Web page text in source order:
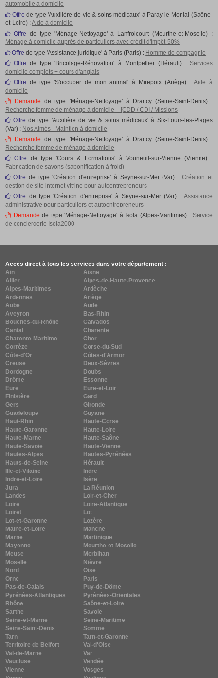
automobile a domicile
Offre de type 'Auxilière de vie & soins médicaux' à Paray-le-Monial (Saône-
et-Loire) :Aide à domicile
Offre de type 'Ménage-Nettoyage' à Lanfroicourt (Meurthe-et-Moselle) :
Ménage à domicile auprès de particuliers avec crédit d'impôt-50%
Offre de type 'Assistance juridique' à Paris (Paris) : Homme de compagnie
Offre de type 'Bricolage-Rénovation' à Montpellier (Hérault) : Services
domicile complets + cours d'anglais
Offre de type 'S'occuper de mon animal' à Mirepoix (Ariège) :Aide à
domicile
Demande de type 'Ménage-Nettoyage' à Drancy (Seine-Saint-Denis) :
Recherche femme de ménage à domicile – [CDD / CDI / Missions
Offre de type 'Auxilière de vie & soins médicaux' à Six-Fours-les-Plages
(Var) : Nos Aimés - Maintien à domicile
Demande de type 'Ménage-Nettoyage' à Drancy (Seine-Saint-Denis) :
Recherche femme de ménage à domicile
Offre de type 'Cours & Formations' à Vouneuil-sur-Vienne (Vienne) :
Fabrication de savons (saponification à froid)
Offre de type 'Création d'entreprise' à Seyne-sur-Mer (Var) :Création et
gestion de site internet vitrine pour autoentrepreneurs
Offre de type 'Création d'entreprise' à Seyne-sur-Mer (Var) : Assistance
administrative pour particuliers et autoentrepreneurs
Demande de type 'Ménage-Nettoyage' à Isola (Alpes-Maritimes) : Service
de conciergerie Isola2000
Accès direct à tous les services dans votre département :
Ain
Aisne
Allier
Alpes-de-Haute-Provence
Alpes-Maritimes
Ardèche
Ardennes
Ariège
Aube
Aude
Aveyron
Bas-Rhin
Bouches-du-Rhône
Calvados
Cantal
Charente
Charente-Maritime
Cher
Corrèze
Corse-du-Sud
Côte-d'Or
Côtes-d'Armor
Creuse
Deux-Sèvres
Dordogne
Doubs
Drôme
Essonne
Eure
Eure-et-Loir
Finistère
Gard
Gers
Gironde
Guadeloupe
Guyane
Haut-Rhin
Haute-Corse
Haute-Garonne
Haute-Loire
Haute-Marne
Haute-Saône
Haute-Savoie
Haute-Vienne
Hautes-Alpes
Hautes-Pyrénées
Hauts-de-Seine
Hérault
Ille-et-Vilaine
Indre
Indre-et-Loire
Isère
Jura
La Réunion
Landes
Loir-et-Cher
Loire
Loire-Atlantique
Loiret
Lot
Lot-et-Garonne
Lozère
Maine-et-Loire
Manche
Marne
Martinique
Mayenne
Meurthe-et-Moselle
Meuse
Morbihan
Moselle
Nièvre
Nord
Oise
Orne
Paris
Pas-de-Calais
Puy-de-Dôme
Pyrénées-Atlantiques
Pyrénées-Orientales
Rhône
Saône-et-Loire
Sarthe
Savoie
Seine-et-Marne
Seine-Maritime
Seine-Saint-Denis
Somme
Tarn
Tarn-et-Garonne
Territoire de Belfort
Val-d'Oise
Val-de-Marne
Var
Vaucluse
Vendée
Vienne
Vosges